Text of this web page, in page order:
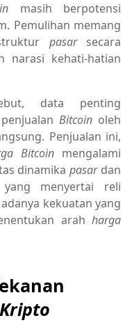
masih berpotensi
Pemulihan memang
pasarsecara
narasi kehati-hatian
data penting
Bitcoinoleh
Penjualan ini,
Bitcoin mengalami
dinamikapasardan
menyertai reli
kekuatan yang
arah harga